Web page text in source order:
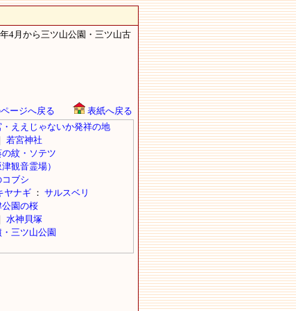
4月から三ツ山公園・三ツ山古
ージへ戻る 表紙へ戻る